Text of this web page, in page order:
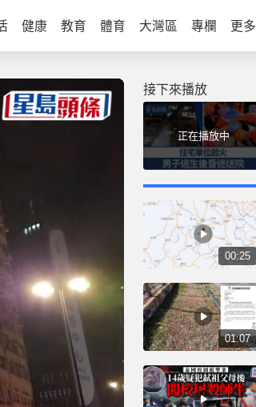
健康 教育 體育 大灣區 專欄 更多
接下來播放
正在播放中
00:25
01:07